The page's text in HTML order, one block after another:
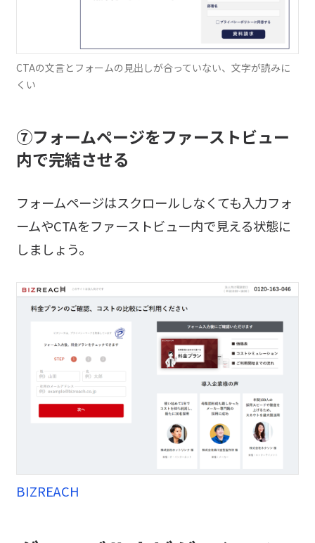
CTAの文言とフォームの見出しが合っていない、文字が読みに
くい
⑦フォームページをファーストビュー
内で完結させる
フォームページはスクロールしなくても入力フォ
ームやCTAをファーストビュー内で見える状態に
しましょう。
BIZREACH